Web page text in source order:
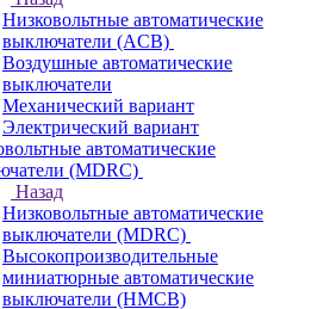
Низковольтные автоматические
выключатели (ACB)
Воздушные автоматические
выключатели
Механический вариант
Электрический вариант
автоматические
(MDRC)
Назад
Низковольтные автоматические
выключатели (MDRC)
Высокопроизводительные
миниатюрные автоматические
выключатели (HMCB)